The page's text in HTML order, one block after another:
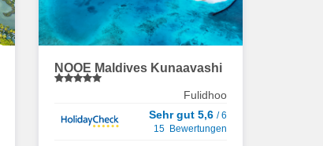
NOOE Maldives Kunaavashi
Fulidhoo
Sehr gut 5,6 / 6
15 Bewertungen